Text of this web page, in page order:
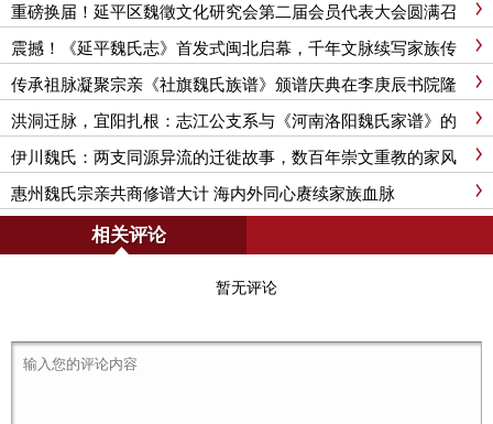
重磅换届！延平区魏徵文化研究会第二届会员代表大会圆满召
开，新班子引领文化传承新征程
震撼！《延平魏氏志》首发式闽北启幕，千年文脉续写家族传
奇
传承祖脉凝聚宗亲《社旗魏氏族谱》颁谱庆典在李庚辰书院隆
重举行
洪洞迁脉，宜阳扎根：志江公支系与《河南洛阳魏氏家谱》的
百年故事
伊川魏氏：两支同源异流的迁徙故事，数百年崇文重教的家风
延续
惠州魏氏宗亲共商修谱大计 海内外同心赓续家族血脉
相关评论
暂无评论